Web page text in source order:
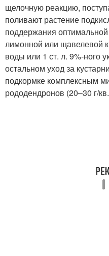
щелочную реакцию,
поливают растение
поддержания оптимальной
лимонной или щавелевой
воды или 1 ст. л. 9%-ного
остальном уход за
подкормке комплексным
рододендронов (20–30 г/